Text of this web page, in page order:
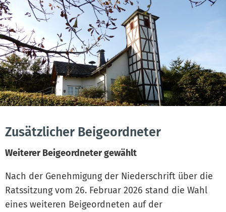
Zusätzlicher Beigeordneter
Weiterer Beigeordneter gewählt
Nach der Genehmigung der Niederschrift über die
Ratssitzung vom 26. Februar 2026 stand die Wahl
eines weiteren Beigeordneten auf der